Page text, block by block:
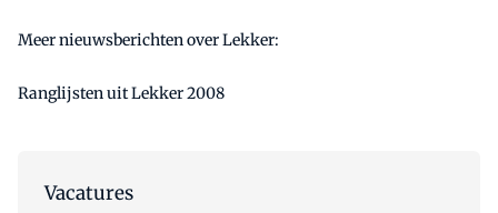
Meer nieuwsberichten over Lekker:
Ranglijsten uit Lekker 2008
Vacatures